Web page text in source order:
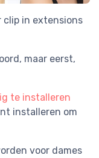
clip in extensions
maar eerst,
te installeren
installeren om
voor dames